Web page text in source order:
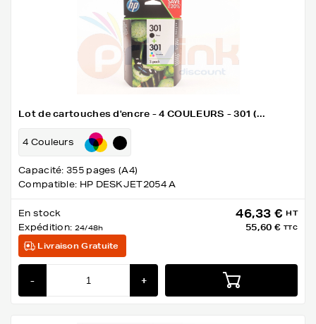
Lot de cartouches d'encre - 4 COULEURS - 301 (...
4 Couleurs
Capacité: 355 pages (A4)
Compatible: HP DESKJET2054 A
En stock
Expédition: 24/48h
46,33 € HT
55,60 € TTC
Livraison Gratuite
- +